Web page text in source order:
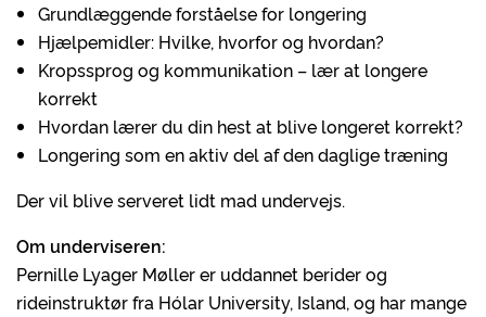
Grundlæggende forståelse for longering
Hjælpemidler: Hvilke, hvorfor og hvordan?
Kropssprog og kommunikation – lær at longere
korrekt
Hvordan lærer du din hest at blive longeret korrekt?
Longering som en aktiv del af den daglige træning
Der vil blive serveret lidt mad undervejs.
Om underviseren:
Pernille Lyager Møller er uddannet berider og
rideinstruktør fra Hólar University, Island, og har mange